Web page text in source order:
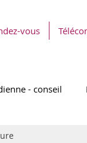
vous
- conseil